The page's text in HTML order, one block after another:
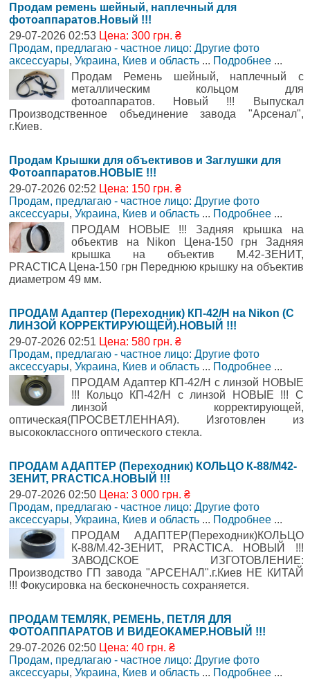
Продам ремень шейный, наплечный для
фотоаппаратов.Новый !!!
29-07-2026 02:53 Цена: 300 грн. ₴
Продам, предлагаю - частное лицо: Другие фото
аксессуары, Украина, Киев и область ... Подробнее ...
Продам Ремень шейный, наплечный с
металлическим кольцом для
фотоаппаратов. Новый !!! Выпускал
Производственное объединение завода "Арсенал",
г.Киев.
Продам Крышки для объективов и Заглушки для
Фотоаппаратов.НОВЫЕ !!!
29-07-2026 02:52 Цена: 150 грн. ₴
Продам, предлагаю - частное лицо: Другие фото
аксессуары, Украина, Киев и область ... Подробнее ...
ПРОДАМ НОВЫЕ !!! Задняя крышка на
объектив на Nikon Цена-150 грн Задняя
крышка на объектив М.42-ЗЕНИТ,
PRACTICA Цена-150 грн Переднюю крышку на объектив
диаметром 49 мм.
ПРОДАМ Адаптер (Переходник) КП-42/Н на Nikon (С
ЛИНЗОЙ КОРРЕКТИРУЮЩЕЙ).НОВЫЙ !!!
29-07-2026 02:51 Цена: 580 грн. ₴
Продам, предлагаю - частное лицо: Другие фото
аксессуары, Украина, Киев и область ... Подробнее ...
ПРОДАМ Адаптер КП-42/Н с линзой НОВЫЕ
!!! Кольцо КП-42/Н с линзой НОВЫЕ !!! С
линзой корректирующей,
оптическая(ПРОСВЕТЛЕННАЯ). Изготовлен из
высококлассного оптического стекла.
ПРОДАМ АДАПТЕР (Переходник) КОЛЬЦО К-88/М42-
ЗЕНИТ, PRACTICA.НОВЫЙ !!!
29-07-2026 02:50 Цена: 3 000 грн. ₴
Продам, предлагаю - частное лицо: Другие фото
аксессуары, Украина, Киев и область ... Подробнее ...
ПРОДАМ АДАПТЕР(Переходник)КОЛЬЦО
К-88/М.42-ЗЕНИТ, PRACTICA. НОВЫЙ !!!
ЗАВОДСКОЕ ИЗГОТОВЛЕНИЕ:
Производство ГП завода "АРСЕНАЛ".г.Киев НЕ КИТАЙ
!!! Фокусировка на бесконечность сохраняется.
ПРОДАМ ТЕМЛЯК, РЕМЕНЬ, ПЕТЛЯ ДЛЯ
ФОТОАППАРАТОВ И ВИДЕОКАМЕР.НОВЫЙ !!!
29-07-2026 02:50 Цена: 40 грн. ₴
Продам, предлагаю - частное лицо: Другие фото
аксессуары, Украина, Киев и область ... Подробнее ...